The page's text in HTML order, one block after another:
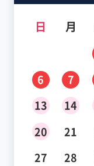
日 月
6
7
13
14
20
21
27
28